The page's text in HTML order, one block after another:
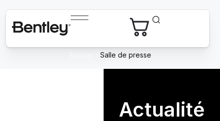
Salle de presse
Actualité